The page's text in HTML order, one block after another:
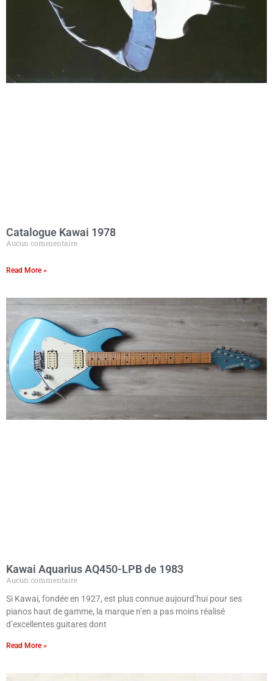
Catalogue Kawai 1978
Aucun commentaire
Read More »
Kawai Aquarius AQ450-LPB de 1983
Aucun commentaire
Si Kawai, fondée en 1927, est plus connue aujourd’hui pour ses
pianos haut de gamme, la marque n’en a pas moins réalisé
d’excellentes guitares dont
Read More »